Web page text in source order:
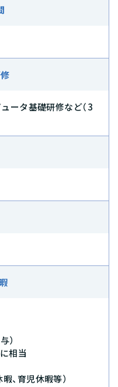
ータ基礎研修など（3
）
相当
、育児休暇等）